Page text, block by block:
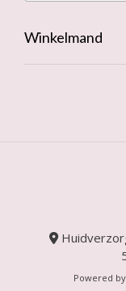
Winkelmand
Powered by